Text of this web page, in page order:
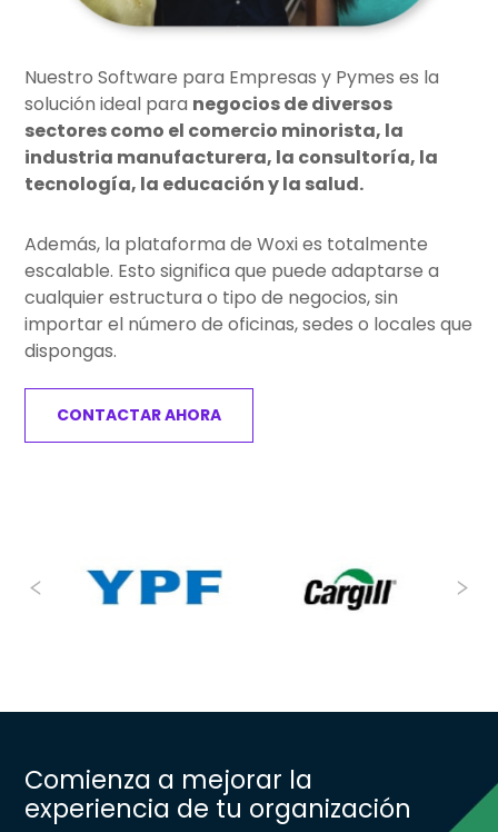
Nuestro Software para Empresas y Pymes es la
solución ideal para negocios de diversos
sectores como el comercio minorista, la
industria manufacturera, la consultoría, la
tecnología, la educación y la salud.
Además, la plataforma de Woxi es totalmente
escalable. Esto significa que puede adaptarse a
cualquier estructura o tipo de negocios, sin
importar el número de oficinas, sedes o locales que
dispongas.
CONTACTAR AHORA
Previous
Comienza a mejorar la
experiencia de tu organización